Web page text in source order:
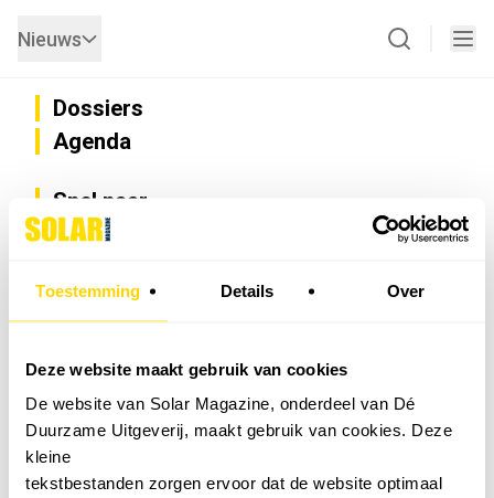
Toestemming Details Over
Deze website maakt gebruik van cookies
De website van Solar Magazine, onderdeel van Dé
Duurzame Uitgeverij, maakt gebruik van cookies. Deze
kleine
tekstbestanden zorgen ervoor dat de website optimaal
Nieuws
Dossiers
Agenda
Snel naar
Privacy
Nieuwsbrief
Vacatures
Installateurzoeker
Cookievoorkeuren wijzigen
English